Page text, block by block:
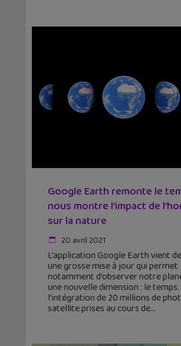
Google Earth remonte le
nous montre l’impact de
sur la nature
20 avril 2021
L’application Google Earth vient
une grosse mise à jour qui permet
notamment d’observer notre
une nouvelle dimension : le temps.
l’intégration de 20 millions de
satellite prises au cours de